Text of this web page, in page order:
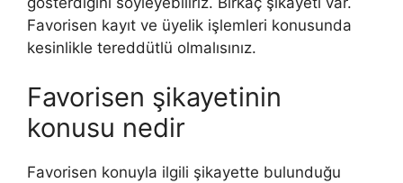
Favorisen kayıt ve üyelik işlemleri konusunda
kesinlikle tereddütlü olmalısınız.
Favorisen şikayetinin
konusu nedir
Favorisen konuyla ilgili şikayette bulunduğu